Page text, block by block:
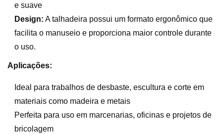
e suave
Design: A talhadeira possui um formato ergonômico que
facilita o manuseio e proporciona maior controle durante
o uso.
Aplicações:
Ideal para trabalhos de desbaste, escultura e corte em
materiais como madeira e metais
Perfeita para uso em marcenarias, oficinas e projetos de
bricolagem